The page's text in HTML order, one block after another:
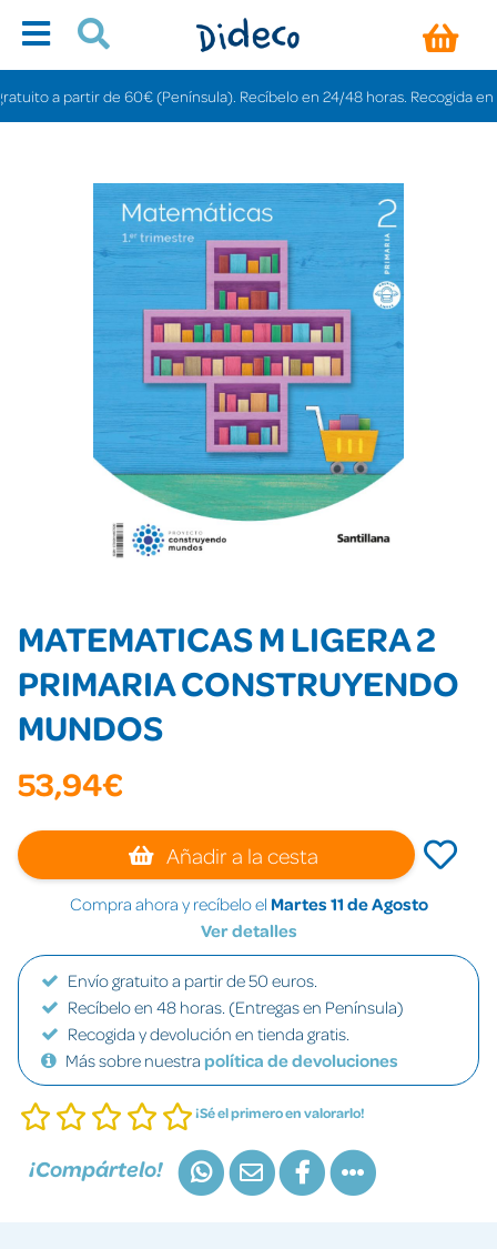
a partir de 60€ (Península). Recíbelo en 24/48 horas. Recogida en
MATEMATICAS M LIGERA 2
PRIMARIA CONSTRUYENDO
MUNDOS
53,94€
Añadir a la cesta
Compra ahora y recíbelo el Martes 11 de Agosto
Ver detalles
Envío gratuito a partir de 50 euros.
Recíbelo en 48 horas. (Entregas en Península)
Recogida y devolución en tienda gratis.
Más sobre nuestra política de devoluciones
¡Sé el primero en valorarlo!
¡Compártelo!